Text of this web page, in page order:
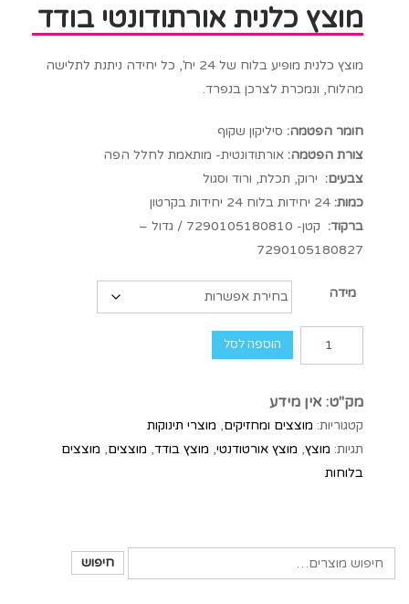
מוצץ כלנית אורתודונטי בודד
מוצץ כלנית מופיע בלוח של 24 יח', כל יחידה ניתנת לתלישה
מהלוח, ונמכרת לצרכן בנפרד.
חומר הפטמה: סיליקון שקוף
צורת הפטמה: אורתודונטית- מותאמת לחלל הפה
צבעים: ירוק, תכלת, ורוד וסגול
כמות: 24 יחידות בלוח 24 יחידות בקרטון
ברקוד:
קטן- 7290105180810 / גדול –
7290105180827
מידה
הוספה לסל
מק"ט: אין מידע
קטגוריות: מוצצים ומחזיקים, מוצרי תינוקות
תגיות: מוצץ, מוצץ אורטודנטי, מוצץ בודד, מוצצים, מוצצים
בלוחות
חיפוש